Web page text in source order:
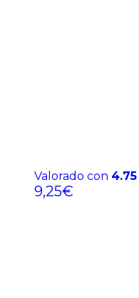
Valorado con 4.75
9,25€